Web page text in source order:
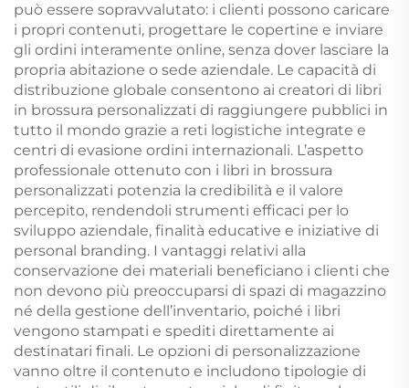
può essere sopravvalutato: i clienti possono caricare
i propri contenuti, progettare le copertine e inviare
gli ordini interamente online, senza dover lasciare la
propria abitazione o sede aziendale. Le capacità di
distribuzione globale consentono ai creatori di libri
in brossura personalizzati di raggiungere pubblici in
tutto il mondo grazie a reti logistiche integrate e
centri di evasione ordini internazionali. L’aspetto
professionale ottenuto con i libri in brossura
personalizzati potenzia la credibilità e il valore
percepito, rendendoli strumenti efficaci per lo
sviluppo aziendale, finalità educative e iniziative di
personal branding. I vantaggi relativi alla
conservazione dei materiali beneficiano i clienti che
non devono più preoccuparsi di spazi di magazzino
né della gestione dell’inventario, poiché i libri
vengono stampati e spediti direttamente ai
destinatari finali. Le opzioni di personalizzazione
vanno oltre il contenuto e includono tipologie di